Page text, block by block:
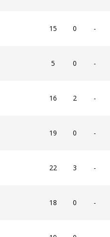
15 0 -
5 0 -
16 2 -
19 0 -
22 3 -
18 0 -